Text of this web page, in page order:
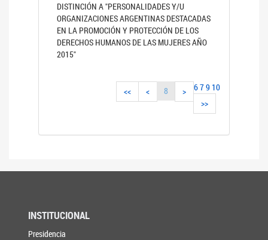
DISTINCIÓN A "PERSONALIDADES Y/U
ORGANIZACIONES ARGENTINAS DESTACADAS
EN LA PROMOCIÓN Y PROTECCIÓN DE LOS
DERECHOS HUMANOS DE LAS MUJERES AÑO
2015"
<< < 67
8 9 10
>
>>
INSTITUCIONAL
Presidencia